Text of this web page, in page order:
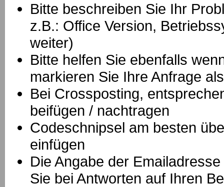
Bitte beschreiben Sie Ihr
z.B.: Office Version,
weiter)
Bitte helfen Sie ebenfalls
markieren Sie Ihre Anfrage
Bei Crossposting,
beifügen / nachtragen
Codeschnipsel am besten
einfügen
Die Angabe der
Sie bei Antworten auf Ihren